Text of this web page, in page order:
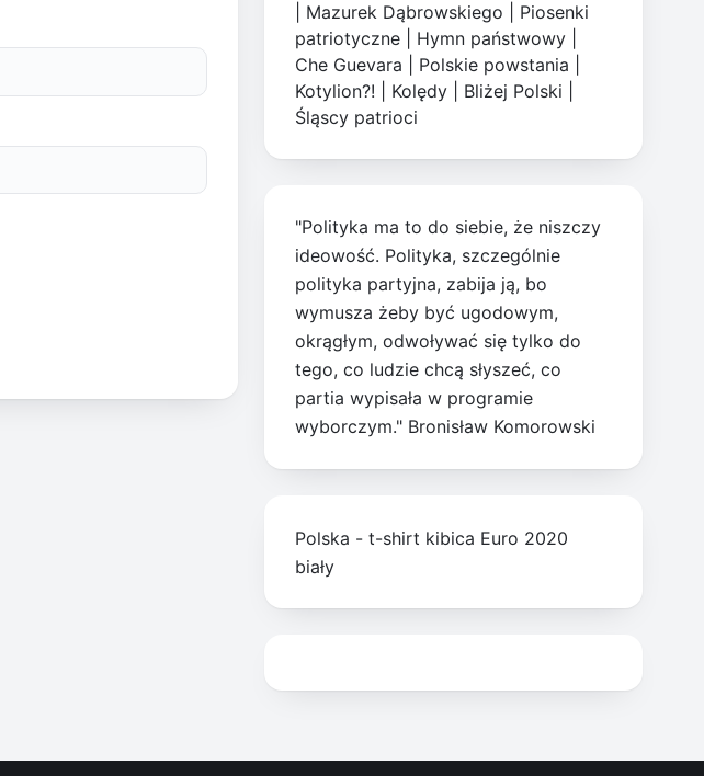
Mazurek Dąbrowskiego
Piosenki
patriotyczne
Hymn państwowy
Che Guevara
Polskie powstania
Kotylion?!
Kolędy Bliżej Polski
Śląscy patrioci
"Polityka ma to do siebie, że niszczy
ideowość. Polityka, szczególnie
polityka partyjna, zabija ją, bo
wymusza żeby być ugodowym,
okrągłym, odwoływać się tylko do
tego, co ludzie chcą słyszeć, co
partia wypisała w programie
wyborczym." Bronisław Komorowski
Polska - t-shirt kibica Euro 2020
biały